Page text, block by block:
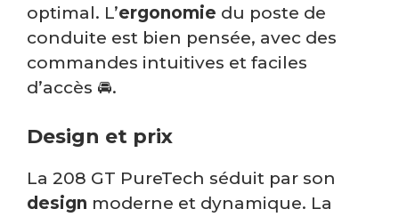
optimal. L’ergonomie du poste de
conduite est bien pensée, avec des
commandes intuitives et faciles
d’accès 🚘.
Design et prix
La 208 GT PureTech séduit par son
design moderne et dynamique. La